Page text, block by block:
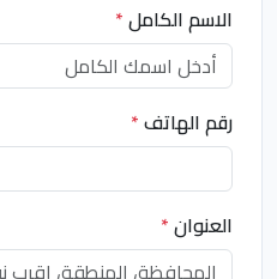
الاسم الكامل*
رقم الهاتف*
العنوان*